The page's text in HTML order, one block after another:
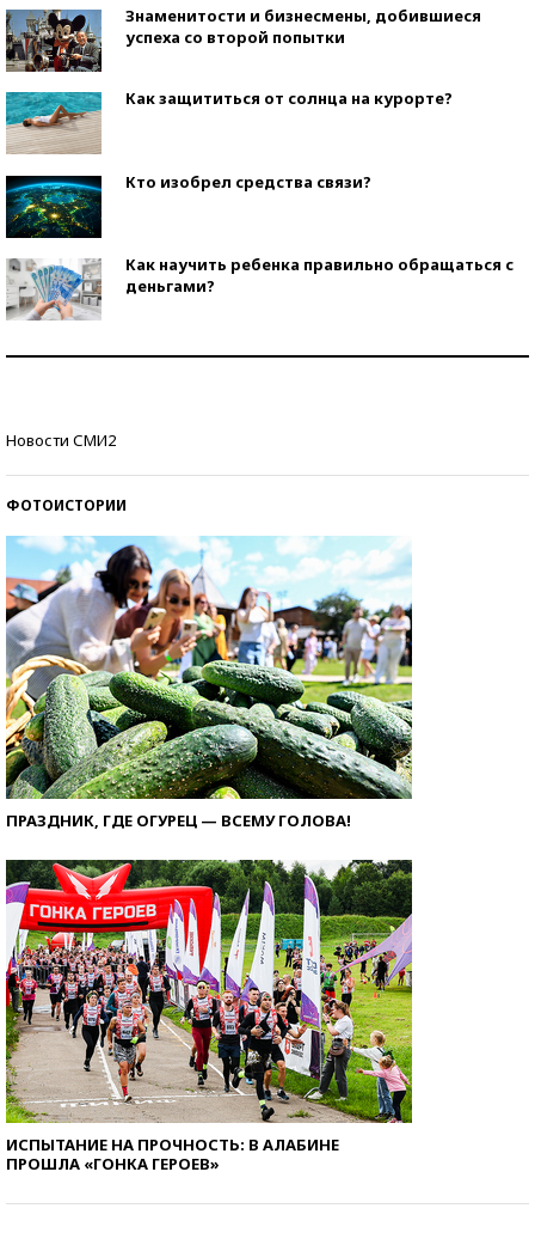
Знаменитости и бизнесмены, добившиеся
успеха со второй попытки
Как защититься от солнца на курорте?
Кто изобрел средства связи?
Как научить ребенка правильно обращаться с
деньгами?
Новости СМИ2
ФОТОИСТОРИИ
ПРАЗДНИК, ГДЕ ОГУРЕЦ — ВСЕМУ ГОЛОВА!
ИСПЫТАНИЕ НА ПРОЧНОСТЬ: В АЛАБИНЕ
ПРОШЛА «ГОНКА ГЕРОЕВ»